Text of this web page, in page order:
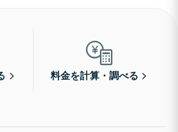
料金を計算・調べる